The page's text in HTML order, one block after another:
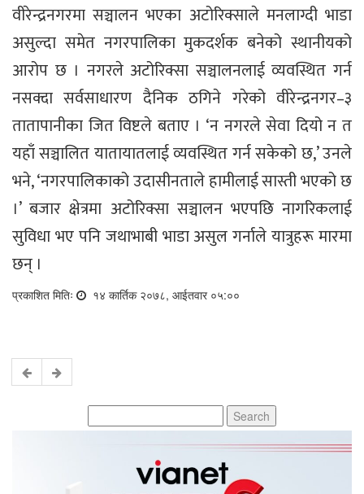
वीरेन्द्रनगरमा सञ्चालन भएका अटोरिक्साले मनलाग्दी भाडा
असुल्दा समेत नगरपालिका मुकदर्शक बनेको स्थानीयको
आरोप छ । नगरले अटोरिक्सा सञ्चालनलाई व्यवस्थित गर्न
नसक्दा सर्वसाधारण दैनिक ठगिने गरेको वीरेन्द्रनगर–३
तातापानीका जित विष्टले बताए । ‘न नगरले सेवा दियो न त
यहाँ सञ्चालित यातायातलाई व्यवस्थित गर्न सकेको छ,’ उनले
भने, ‘नगरपालिकाको उदासीनताले हामीलाई सास्ती भएको छ
।’ बजार क्षेत्रमा अटोरिक्सा सञ्चालन भएपछि नागरिकलाई
सुविधा भए पनि जथाभाबी भाडा असुल गर्नाले यात्रुहरू मारमा
छन् ।
प्रकाशित मितिः १४ कार्तिक २०७८, आईतवार ०५:००
for: